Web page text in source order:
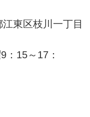
東区枝川一丁目
：15～17：